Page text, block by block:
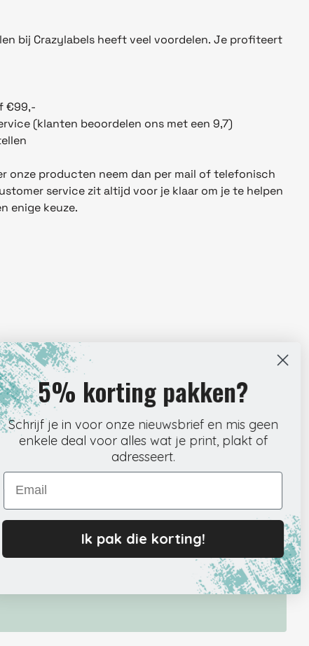
bij Crazylabels heeft veel voordelen. Je profiteert
€99,-
(klanten beoordelen ons met een 9,7)
onze producten neem dan per mail of telefonisch
service zit altijd voor je klaar om je te helpen
enige keuze.
direct door te kunnen met je werk. Onze webshop is
klikken precies vindt wat je nodig hebt. Kies het
rond de bestelling af wanneer het jou uitkomt.
meteen aan de slag met verpakken en verzenden. Zo
Ontvang de tracking per mail en volg je pakket
precies zoals het hoort.
5% korting pakken?
Schrijf je in voor onze nieuwsbrief en mis geen
enkele deal voor alles wat je print, plakt of
adresseert.
Email
Ik pak die korting!